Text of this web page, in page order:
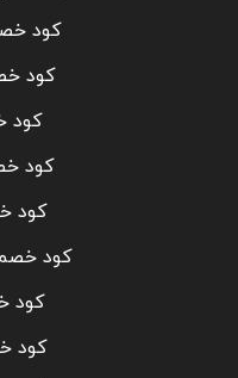
كود
كود
كود
كود
كود
كود
كود
كود